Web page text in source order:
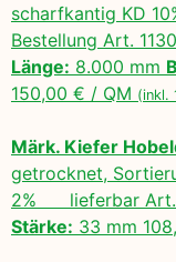
scharfkantig KD
Bestellung Art.
Länge: 8.000 mm
150,00 € / QM (inkl.
Märk. Kiefer
getrocknet,
2% lieferbar Art.
Stärke: 33 mm